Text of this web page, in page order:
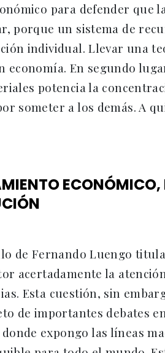
para defender que
porque un sistema de
individual. Llevar una
economía. En segundo
potencia la
someter a los demás. A
de Fernando Luengo
acertadamente la
Esta cuestión, sin
de importantes debates
expongo las líneas